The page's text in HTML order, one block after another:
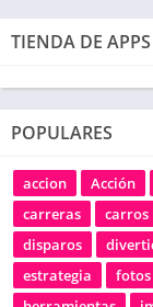
TIENDA DE
POPULARES
accion Acción
carreras
carros
disparos
estrategia
fotos